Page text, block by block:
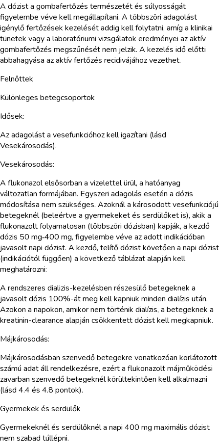
A dózist a gombafertőzés természetét és súlyosságát
figyelembe véve kell megállapítani. A többszöri adagolást
igénylő fertőzések kezelését addig kell folytatni, amíg a klinikai
tünetek vagy a laboratóriumi vizsgálatok eredményei az aktív
gombafertőzés megszűnését nem jelzik. A kezelés idő előtti
abbahagyása az aktív fertőzés recidivájához vezethet.
Felnőttek
Különleges betegcsoportok
Idősek:
Az adagolást a vesefunkcióhoz kell igazítani (lásd
Vesekárosodás).
Vesekárosodás:
A flukonazol elsősorban a vizelettel ürül, a hatóanyag
változatlan formájában. Egyszeri adagolás esetén a dózis
módosítása nem szükséges. Azoknál a károsodott vesefunkciójú
betegeknél (beleértve a gyermekeket és serdülőket is), akik a
flukonazolt folyamatosan (többszöri dózisban) kapják, a kezdő
dózis 50 mg‑400 mg, figyelembe véve az adott indikációban
javasolt napi dózist. A kezdő, telítő dózist követően a napi dózist
(indikációtól függően) a következő táblázat alapján kell
meghatározni:
A rendszeres dializis-kezelésben részesülő betegeknek a
javasolt dózis 100%-át meg kell kapniuk minden dialízis után.
Azokon a napokon, amikor nem történik dialízis, a betegeknek a
kreatinin-clearance alapján csökkentett dózist kell megkapniuk.
Májkárosodás:
Májkárosodásban szenvedő betegekre vonatkozóan korlátozott
számú adat áll rendelkezésre, ezért a flukonazolt májműködési
zavarban szenvedő betegeknél körültekintően kell alkalmazni
(lásd 4.4 és 4.8 pontok).
Gyermekek és serdülők
Gyermekeknél és serdülőknél a napi 400 mg maximális dózist
nem szabad túllépni.